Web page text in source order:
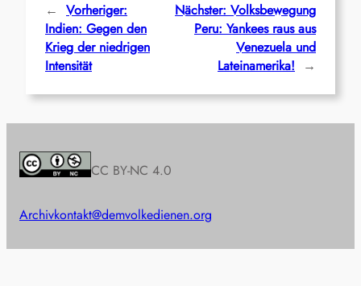
← Vorheriger:
Indien: Gegen den
Krieg der niedrigen
Intensität
Nächster: Volksbewegung
Peru: Yankees raus aus
Venezuela und
Lateinamerika!
→
CC BY-NC 4.0
Archivkontakt@demvolkedienen.org